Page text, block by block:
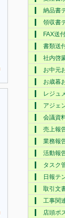
納品書
領収書
FAX送
書類送
社内啓
お中元
お歳暮
レジュ
アジェ
会議資
売上報
業務報
活動報
タスク
日報テ
取引文
工事関
店頭ポ